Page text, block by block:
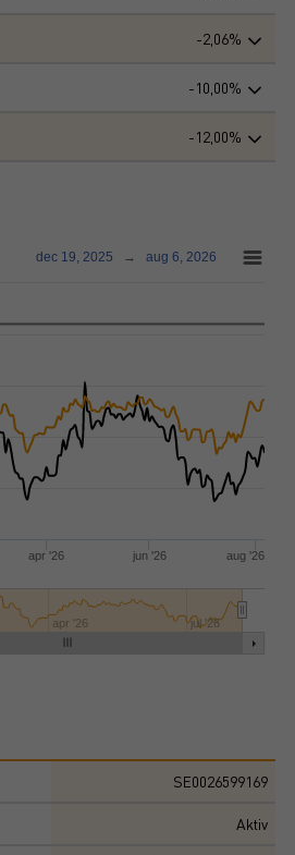
-2,06%
-10,00%
-12,00%
apr '26 jun '26 aug '26
apr '26 jul '26
dec 19, 2025 → aug 6, 2026
SE0026599169
Aktiv